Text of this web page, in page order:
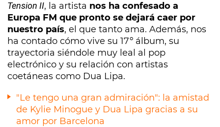
Tension II, la artista nos ha confesado a
Europa FM que pronto se dejará caer por
nuestro país, el que tanto ama. Además, nos
ha contado cómo vive su 17º álbum, su
trayectoria siéndole muy leal al pop
electrónico y su relación con artistas
coetáneas como Dua Lipa.
"Le tengo una gran admiración": la amistad
de Kylie Minogue y Dua Lipa gracias a su
amor por Barcelona